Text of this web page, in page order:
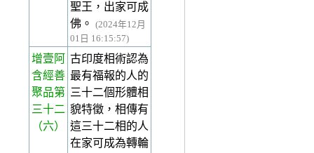
聖王，出家可成
佛。
(2024年12月
01日 16:15:57)
增壹阿
含經善
聚品第
三十二
（六）
古印度相術認為
最有福報的人的
三十二個形體相
貌特徵，相傳有
這三十二相的人
在家可成為轉輪